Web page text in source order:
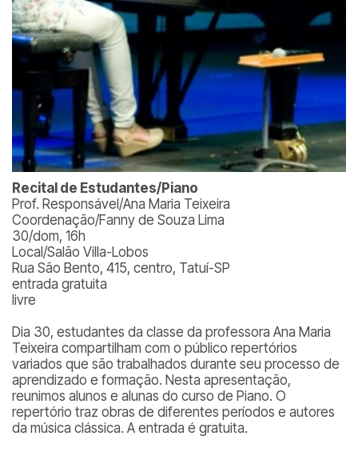
Recital de Estudantes/Piano
Prof. Responsável/Ana Maria Teixeira
Coordenação/Fanny de Souza Lima
30/dom, 16h
Local/Salão Villa-Lobos
Rua São Bento, 415, centro, Tatuí-SP
entrada gratuita
livre
Dia 30, estudantes da classe da professora Ana Maria
Teixeira compartilham com o público repertórios
variados que são trabalhados durante seu processo de
aprendizado e formação. Nesta apresentação,
reunimos alunos e alunas do curso de Piano. O
repertório traz obras de diferentes períodos e autores
da música clássica. A entrada é gratuita.